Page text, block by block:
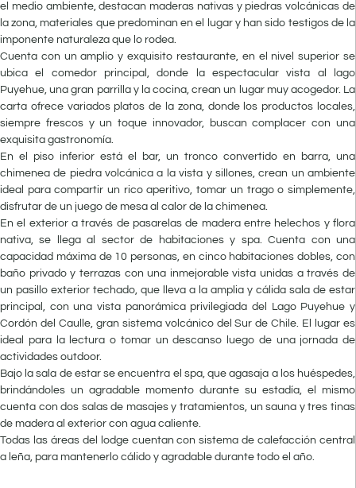
el medio ambiente, destacan maderas nativas y piedras volcánicas de
la zona, materiales que predominan en el lugar y han sido testigos de la
imponente naturaleza que lo rodea.
Cuenta con un amplio y exquisito restaurante, en el nivel superior se
ubica el comedor principal, donde la espectacular vista al lago
Puyehue, una gran parrilla y la cocina, crean un lugar muy acogedor. La
carta ofrece variados platos de la zona, donde los productos locales,
siempre frescos y un toque innovador, buscan complacer con una
exquisita gastronomía.
En el piso inferior está el bar, un tronco convertido en barra, una
chimenea de piedra volcánica a la vista y sillones, crean un ambiente
ideal para compartir un rico aperitivo, tomar un trago o simplemente,
disfrutar de un juego de mesa al calor de la chimenea.
En el exterior a través de pasarelas de madera entre helechos y flora
nativa, se llega al sector de habitaciones y spa. Cuenta con una
capacidad máxima de 10 personas, en cinco habitaciones dobles, con
baño privado y terrazas con una inmejorable vista unidas a través de
un pasillo exterior techado, que lleva a la amplia y cálida sala de estar
principal, con una vista panorámica privilegiada del Lago Puyehue y
Cordón del Caulle, gran sistema volcánico del Sur de Chile. El lugar es
ideal para la lectura o tomar un descanso luego de una jornada de
actividades outdoor.
Bajo la sala de estar se encuentra el spa, que agasaja a los huéspedes,
brindándoles un agradable momento durante su estadía, el mismo
cuenta con dos salas de masajes y tratamientos, un sauna y tres tinas
de madera al exterior con agua caliente.
Todas las áreas del lodge cuentan con sistema de calefacción central
a leña, para mantenerlo cálido y agradable durante todo el año.